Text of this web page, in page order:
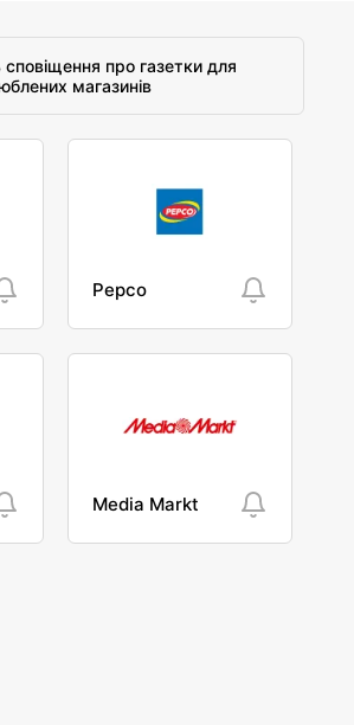
сповіщення про газетки для
магазинів
Pepco
Media Markt